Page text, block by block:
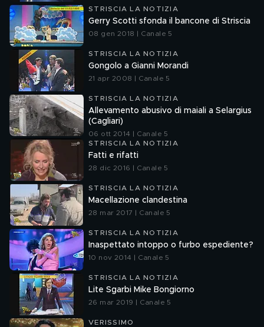
STRISCIA LA NOTIZIA
Gerry Scotti sfonda il bancone di Striscia
08 gen 2018 | Canale 5
STRISCIA LA NOTIZIA
Gongolo a Gianni Morandi
21 apr 2008 | Canale 5
STRISCIA LA NOTIZIA
Allevamento abusivo di maiali a Selargius
(Cagliari)
06 ott 2014 | Canale 5
STRISCIA LA NOTIZIA
Fatti e rifatti
28 dic 2016 | Canale 5
STRISCIA LA NOTIZIA
Macellazione clandestina
28 mar 2017 | Canale 5
STRISCIA LA NOTIZIA
Inaspettato intoppo o furbo espediente?
10 nov 2014 | Canale 5
STRISCIA LA NOTIZIA
Lite Sgarbi Mike Bongiorno
26 mar 2019 | Canale 5
VERISSIMO